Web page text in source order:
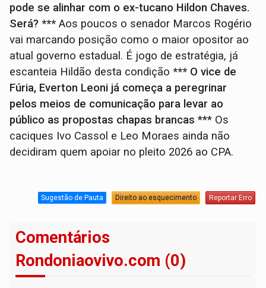
pode se alinhar com o ex-tucano Hildon Chaves.
Será? ***Aos poucos o senador Marcos Rogério
vai marcando posição como o maior opositor ao
atual governo estadual. É jogo de estratégia, já
escanteia Hildão desta condição*** O vice de
Fúria, Everton Leoni já começa a peregrinar
pelos meios de comunicação para levar ao
público as propostas chapas brancas*** Os
caciques Ivo Cassol e Leo Moraes ainda não
decidiram quem apoiar no pleito 2026 ao CPA.
Sugestão de Pauta Direito ao esquecimento Reportar Erro
Comentários
Rondoniaovivo.com (0)